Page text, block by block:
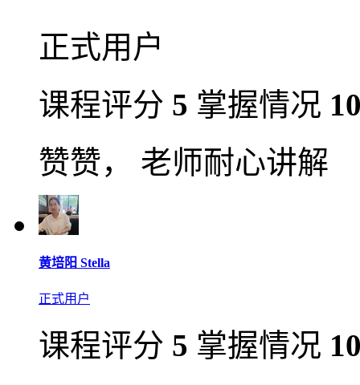
正式用户
课程评分 5 掌握情况
赞赞， 老师耐心讲解
黄培阳 Stella
正式用户
课程评分 5 掌握情况